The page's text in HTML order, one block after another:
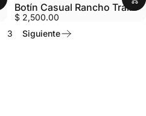
Botín Casual Rancho Trail
$ 2,500.00
3 Siguiente